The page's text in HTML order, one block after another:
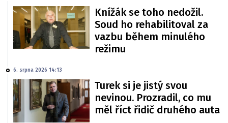
Knížák se toho nedožil.
Soud ho rehabilitoval za
vazbu během minulého
režimu
6. srpna 2026 14:13
Turek si je jistý svou
nevinou. Prozradil, co mu
měl říct řidič druhého auta